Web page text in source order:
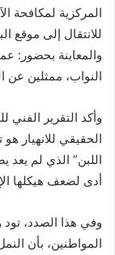
المركزية لمكافحة
للانتقال إلى موقع
والمعاينة بحضور:
النواب، ممثلين عن
وأكد التقرير
الحقيقي للانهيار
اللبن” الذي لم يعد
أدى لضعف هيكلها
وفي هذا الصدد، تود
المواطنين، بأن